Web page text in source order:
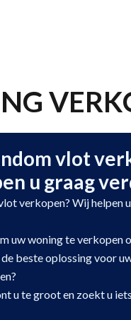
vlot
u graag
verkopen? Wij helpen
uw woning te verkopen
beste oplossing voor
u te groot en zoekt u iets